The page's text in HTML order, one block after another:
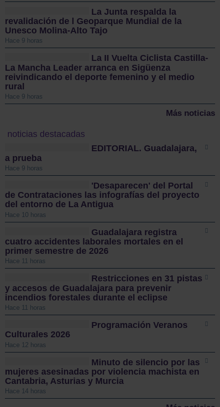
La Junta respalda la
revalidación de l Geoparque Mundial de la
Unesco Molina-Alto Tajo
Hace 9 horas
La II Vuelta Ciclista Castilla-
La Mancha Leader arranca en Sigüenza
reivindicando el deporte femenino y el medio
rural
Hace 9 horas
Más noticias
noticias destacadas
EDITORIAL. Guadalajara,
a prueba
Hace 9 horas
'Desaparecen' del Portal
de Contrataciones las infografías del proyecto
del entorno de La Antigua
Hace 10 horas
Guadalajara registra
cuatro accidentes laborales mortales en el
primer semestre de 2026
Hace 11 horas
Restricciones en 31 pistas
y accesos de Guadalajara para prevenir
incendios forestales durante el eclipse
Hace 11 horas
Programación Veranos
Culturales 2026
Hace 12 horas
Minuto de silencio por las
mujeres asesinadas por violencia machista en
Cantabria, Asturias y Murcia
Hace 14 horas